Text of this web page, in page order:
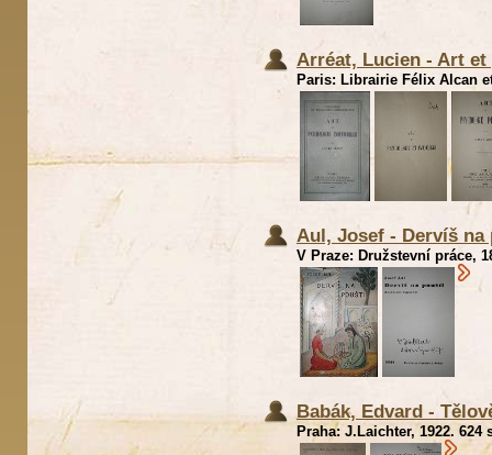
Arréat, Lucien - Art
Paris: Librairie Félix Alcan
Aul, Josef - Dervíš na
V Praze: Družstevní práce,
Babák, Edvard -
Praha: J.Laichter, 1922. 624